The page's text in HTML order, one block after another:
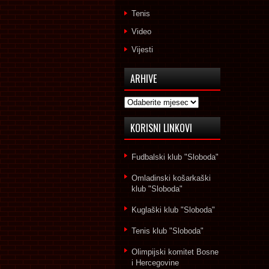
Tenis
Video
Vijesti
ARHIVE
Arhive
KORISNI LINKOVI
Fudbalski klub "Sloboda"
Omladinski košarkaški
klub "Sloboda"
Kuglaški klub "Sloboda"
Tenis klub "Sloboda"
Olimpijski komitet Bosne
i Hercegovine